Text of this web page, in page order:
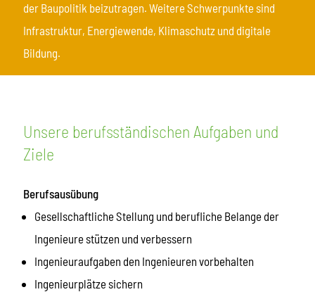
der Baupolitik beizutragen. Weitere Schwerpunkte sind
Infrastruktur, Energiewende, Klimaschutz und digitale
Bildung.
Unsere berufsständischen Aufgaben und
Ziele
Berufsausübung
Gesellschaftliche Stellung und berufliche Belange der
Ingenieure stützen und verbessern
Ingenieuraufgaben den Ingenieuren vorbehalten
Ingenieurplätze sichern